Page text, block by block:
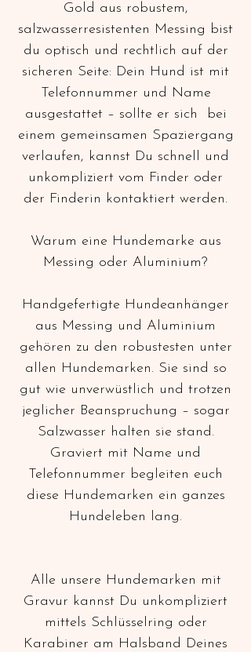
Gold aus robustem,
salzwasserresistenten Messing bist
du optisch und rechtlich auf der
sicheren Seite: Dein Hund ist mit
Telefonnummer und Name
ausgestattet – sollte er sich bei
einem gemeinsamen Spaziergang
verlaufen, kannst Du schnell und
unkompliziert vom Finder oder
der Finderin kontaktiert werden.
Warum eine Hundemarke aus
Messing oder Aluminium?
Handgefertigte Hundeanhänger
aus Messing und Aluminium
gehören zu den robustesten unter
allen Hundemarken. Sie sind so
gut wie unverwüstlich und trotzen
jeglicher Beanspruchung – sogar
Salzwasser halten sie stand.
Graviert mit Name und
Telefonnummer begleiten euch
diese Hundemarken ein ganzes
Hundeleben lang.
Alle unsere Hundemarken mit
Gravur kannst Du unkompliziert
mittels Schlüsselring oder
Karabiner am Halsband Deines